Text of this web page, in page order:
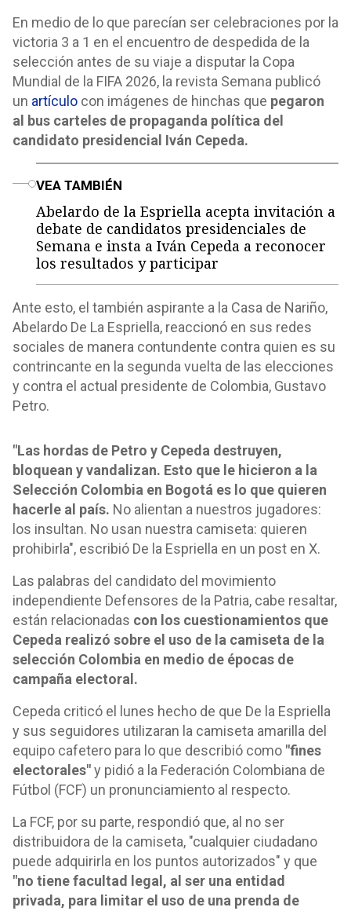
En medio de lo que parecían ser celebraciones por la
victoria 3 a 1 en el encuentro de despedida de la
selección antes de su viaje a disputar la Copa
Mundial de la FIFA 2026, la revista Semana publicó
un artículo con imágenes de hinchas que pegaron
al bus carteles de propaganda política del
candidato presidencial Iván Cepeda.
VEA TAMBIÉN
Abelardo de la Espriella acepta invitación a
debate de candidatos presidenciales de
Semana e insta a Iván Cepeda a reconocer
los resultados y participar
Ante esto, el también aspirante a la Casa de Nariño,
Abelardo De La Espriella, reaccionó en sus redes
sociales de manera contundente contra quien es su
contrincante en la segunda vuelta de las elecciones
y contra el actual presidente de Colombia, Gustavo
Petro.
"Las hordas de Petro y Cepeda destruyen,
bloquean y vandalizan. Esto que le hicieron a la
Selección Colombia en Bogotá es lo que quieren
hacerle al país. No alientan a nuestros jugadores:
los insultan. No usan nuestra camiseta: quieren
prohibirla", escribió De la Espriella en un post en X.
Las palabras del candidato del movimiento
independiente Defensores de la Patria, cabe resaltar,
están relacionadas con los cuestionamientos que
Cepeda realizó sobre el uso de la camiseta de la
selección Colombia en medio de épocas de
campaña electoral.
Cepeda criticó el lunes hecho de que De la Espriella
y sus seguidores utilizaran la camiseta amarilla del
equipo cafetero para lo que describió como "fines
electorales"y pidió a la Federación Colombiana de
Fútbol (FCF) un pronunciamiento al respecto.
La FCF, por su parte, respondió que, al no ser
distribuidora de la camiseta, "cualquier ciudadano
puede adquirirla en los puntos autorizados" y que
"no tiene facultad legal, al ser una entidad
privada, para limitar el uso de una prenda de